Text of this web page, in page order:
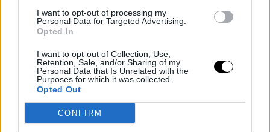
I want to opt-out of processing my
Personal Data for Targeted Advertising.
Opted In
I want to opt-out of Collection, Use,
Retention, Sale, and/or Sharing of my
Personal Data that Is Unrelated with the
Purposes for which it was collected.
Opted Out
CONFIRM
09 JUL 2020